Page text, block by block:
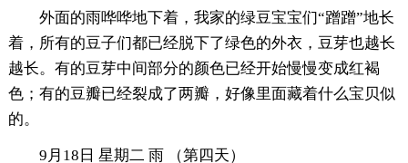
外面的雨哗哗地下着，我家的绿豆宝宝们“蹭蹭”地长
着，所有的豆子们都已经脱下了绿色的外衣，豆芽也越长
越长。有的豆芽中间部分的颜色已经开始慢慢变成红褐
色；有的豆瓣已经裂成了两瓣，好像里面藏着什么宝贝似
的。
9月18日 星期二 雨 （第四天）